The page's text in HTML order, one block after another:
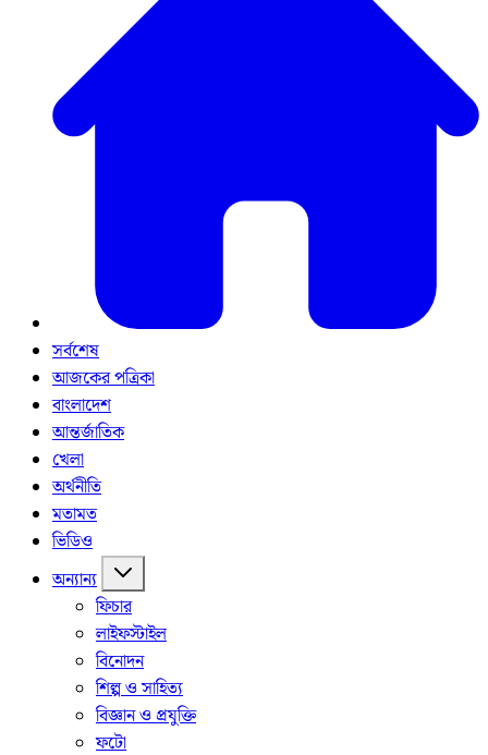
সর্বশেষ
আজকের পত্রিকা
বাংলাদেশ
আন্তর্জাতিক
খেলা
অর্থনীতি
মতামত
ভিডিও
অন্যান্য
ফিচার
লাইফস্টাইল
বিনোদন
শিল্প ও সাহিত্য
বিজ্ঞান ও প্রযুক্তি
ফটো